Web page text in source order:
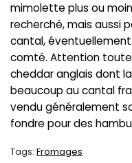
mimolette plus ou
recherché, mais aussi
cantal,
comté. Attention
cheddar anglais dont
beaucoup au cantal
vendu généralement
fondre pour des
Tags: Fromages